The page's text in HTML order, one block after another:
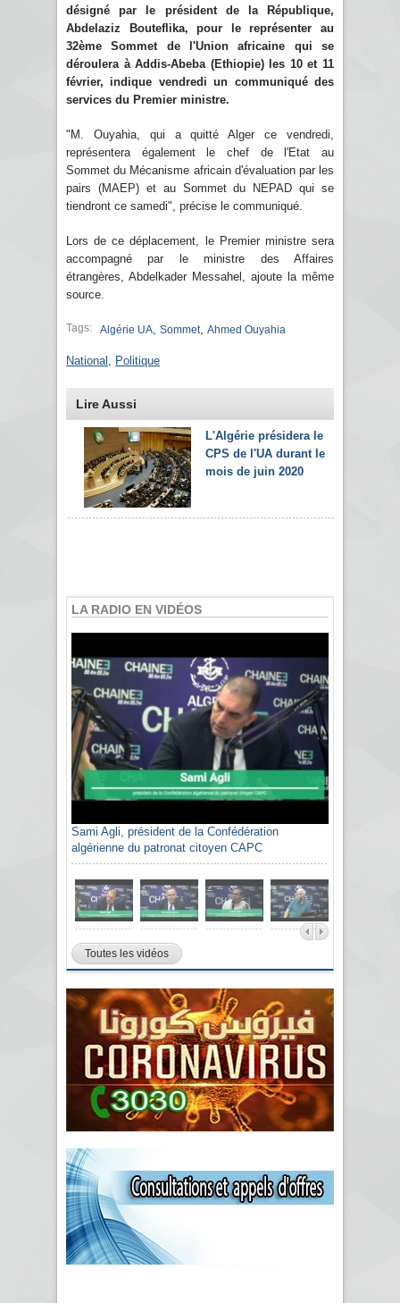
désigné par le président de la République,
Abdelaziz Bouteflika, pour le représenter au
32ème Sommet de l'Union africaine qui se
déroulera à Addis-Abeba (Ethiopie) les 10 et 11
février, indique vendredi un communiqué des
services du Premier ministre.
"M. Ouyahia, qui a quitté Alger ce vendredi,
représentera également le chef de l'Etat au
Sommet du Mécanisme africain d'évaluation par les
pairs (MAEP) et au Sommet du NEPAD qui se
tiendront ce samedi", précise le communiqué.
Lors de ce déplacement, le Premier ministre sera
accompagné par le ministre des Affaires
étrangères, Abdelkader Messahel, ajoute la même
source.
Tags: Algérie UA Sommet, Ahmed Ouyahia
National Politique
Lire Aussi
L'Algérie présidera le
CPS de l'UA durant le
mois de juin 2020
LA RADIO EN VIDÉOS
Sami Agli, président de la Confédération
algérienne du patronat citoyen CAPC
Toutes les vidéos